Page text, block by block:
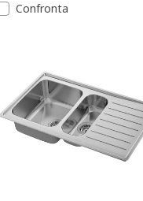
Confronta